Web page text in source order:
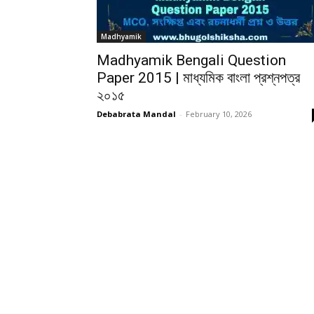
Madhyamik
Madhyamik Bengali Question
Paper 2015 | মাধ্যমিক বাংলা প্রশ্নপত্র
২০১৫
Debabrata Mandal - February 10, 2026